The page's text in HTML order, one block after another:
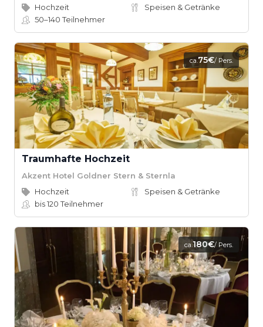
Hochzeit
Speisen & Getränke
50–140Teilnehmer
ca.75€/ Pers.
Traumhafte Hochzeit
Akzent Hotel Goldner Stern & Sternla
Hochzeit
Speisen & Getränke
bis 120Teilnehmer
ca.180€/ Pers.